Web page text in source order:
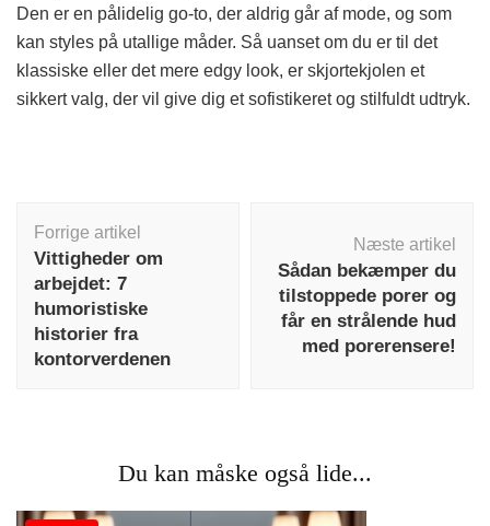
Den er en pålidelig go-to, der aldrig går af mode, og som
kan styles på utallige måder. Så uanset om du er til det
klassiske eller det mere edgy look, er skjortekjolen et
sikkert valg, der vil give dig et sofistikeret og stilfuldt udtryk.
Forrige artikel
Vittigheder om
arbejdet: 7
humoristiske
historier fra
kontorverdenen
Næste artikel
Sådan bekæmper du
tilstoppede porer og
får en strålende hud
med porerensere!
Du kan måske også lide...